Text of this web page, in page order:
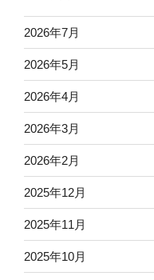
2026年7月
2026年5月
2026年4月
2026年3月
2026年2月
2025年12月
2025年11月
2025年10月